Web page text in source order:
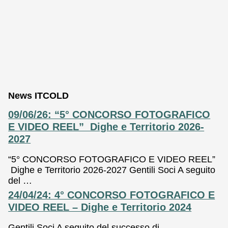
News ITCOLD
09/06/26: “5° CONCORSO FOTOGRAFICO
E VIDEO REEL” Dighe e Territorio 2026-
2027
“5° CONCORSO FOTOGRAFICO E VIDEO REEL”
Dighe e Territorio 2026-2027 Gentili Soci A seguito
del …
24/04/24: 4° CONCORSO FOTOGRAFICO E
VIDEO REEL – Dighe e Territorio 2024